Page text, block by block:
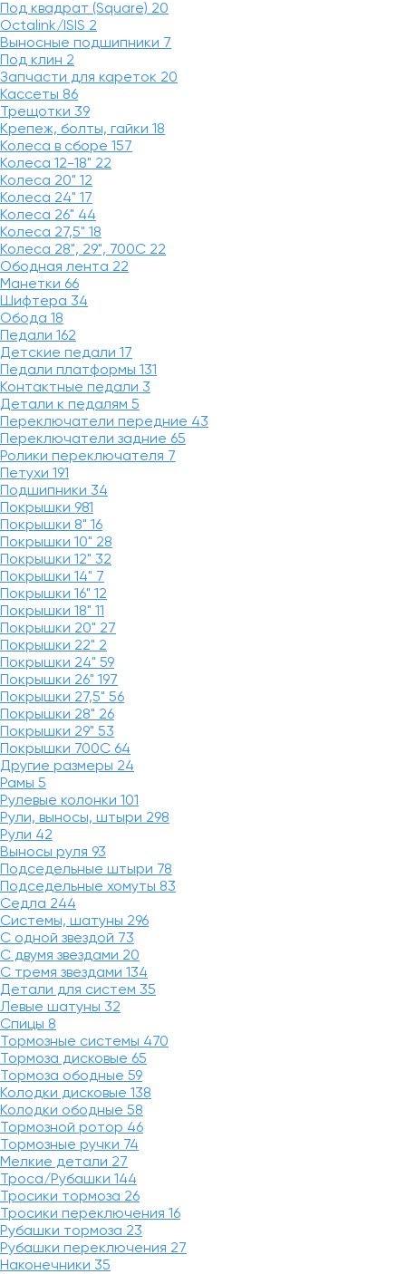
Под квадрат (Square) 20
Octalink/ISIS 2
Выносные подшипники 7
Под клин 2
Запчасти для кареток 20
Кассеты 86
Трещотки 39
Крепеж, болты, гайки 18
Колеса в сборе 157
Колеса 12-18" 22
Колеса 20" 12
Колеса 24" 17
Колеса 26" 44
Колеса 27,5" 18
Колеса 28", 29", 700С 22
Ободная лента 22
Манетки 66
Шифтера 34
Обода 18
Педали 162
Детские педали 17
Педали платформы 131
Контактные педали 3
Детали к педалям 5
Переключатели передние 43
Переключатели задние 65
Ролики переключателя 7
Петухи 191
Подшипники 34
Покрышки 981
Покрышки 8" 16
Покрышки 10" 28
Покрышки 12" 32
Покрышки 14" 7
Покрышки 16" 12
Покрышки 18" 11
Покрышки 20" 27
Покрышки 22" 2
Покрышки 24" 59
Покрышки 26" 197
Покрышки 27,5" 56
Покрышки 28" 26
Покрышки 29" 53
Покрышки 700C 64
Другие размеры 24
Рамы 5
Рулевые колонки 101
Рули, выносы, штыри 298
Рули 42
Выносы руля 93
Подседельные штыри 78
Подседельные хомуты 83
Седла 244
Системы, шатуны 296
С одной звездой 73
С двумя звездами 20
С тремя звездами 134
Детали для систем 35
Левые шатуны 32
Спицы 8
Тормозные системы 470
Тормоза дисковые 65
Тормоза ободные 59
Колодки дисковые 138
Колодки ободные 58
Тормозной ротор 46
Тормозные ручки 74
Мелкие детали 27
Троса/Рубашки 144
Тросики тормоза 26
Тросики переключения 16
Рубашки тормоза 23
Рубашки переключения 27
Наконечники 35